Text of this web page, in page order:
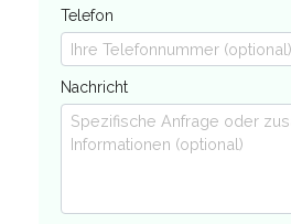
Telefon
Nachricht